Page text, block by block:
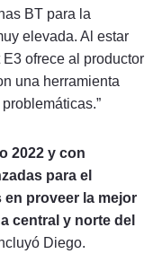
BT para la
elevada. Al estar
ofrece al productor
una herramienta
2022 y con
para el
proveer la mejor
central y norte del
Diego.